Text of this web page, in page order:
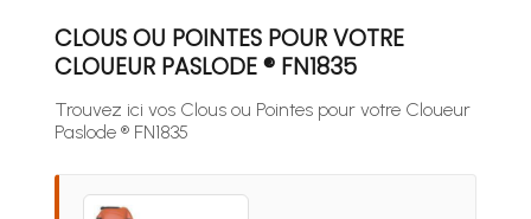
CLOUS OU POINTES POUR VOTRE
CLOUEUR PASLODE ® FN1835
Trouvez ici vos Clous ou Pointes pour votre Cloueur
Paslode ® FN1835